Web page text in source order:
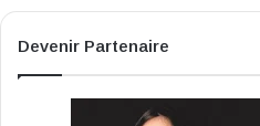
Devenir Partenaire